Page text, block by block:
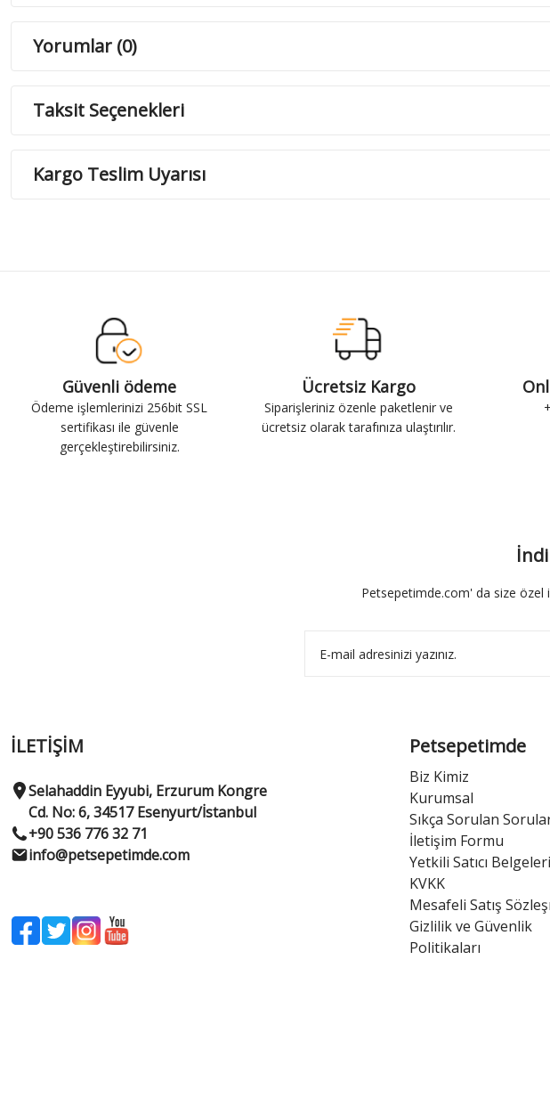
Yorumlar (0)
Taksit Seçenekleri
Kargo Teslim Uyarısı
Güvenli ödeme
Ödeme işlemlerinizi 256bit SSL
sertifikası ile güvenle
gerçekleştirebilirsiniz.
Ücretsiz Kargo
Siparişleriniz özenle paketlenir ve
ücretsiz olarak tarafınıza ulaştırılır.
Petsepetimde.com' da size özel
İLETİŞİM
Selahaddin Eyyubi, Erzurum Kongre
Cd. No: 6, 34517 Esenyurt/İstanbul
+90 536 776 32 71
info@petsepetimde.com
Petsepetimde
Biz Kimiz
Kurumsal
Sıkça Sorulan
İletişim Formu
Yetkili Satıcı
KVKK
Mesafeli Satış
Gizlilik ve Güvenlik
Politikaları